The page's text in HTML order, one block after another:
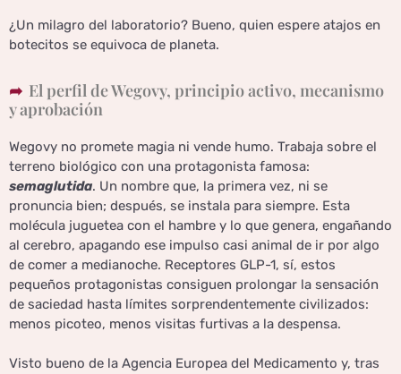
¿Un milagro del laboratorio? Bueno, quien espere atajos en
botecitos se equivoca de planeta.
El perfil de Wegovy, principio activo, mecanismo
y aprobación
Wegovy no promete magia ni vende humo. Trabaja sobre el
terreno biológico con una protagonista famosa:
semaglutida. Un nombre que, la primera vez, ni se
pronuncia bien; después, se instala para siempre. Esta
molécula juguetea con el hambre y lo que genera, engañando
al cerebro, apagando ese impulso casi animal de ir por algo
de comer a medianoche. Receptores GLP-1, sí, estos
pequeños protagonistas consiguen prolongar la sensación
de saciedad hasta límites sorprendentemente civilizados:
menos picoteo, menos visitas furtivas a la despensa.
Visto bueno de la Agencia Europea del Medicamento y, tras